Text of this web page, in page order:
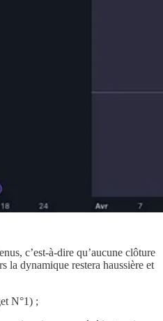
c’est-à-dire qu’aucune clôture
la dynamique restera haussière et
N°1) ;